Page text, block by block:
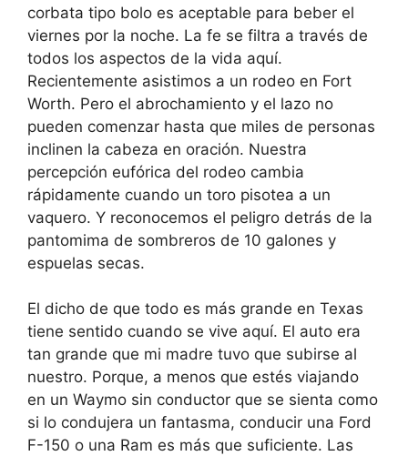
corbata tipo bolo es aceptable para beber el
viernes por la noche. La fe se filtra a través de
todos los aspectos de la vida aquí.
Recientemente asistimos a un rodeo en Fort
Worth. Pero el abrochamiento y el lazo no
pueden comenzar hasta que miles de personas
inclinen la cabeza en oración. Nuestra
percepción eufórica del rodeo cambia
rápidamente cuando un toro pisotea a un
vaquero. Y reconocemos el peligro detrás de la
pantomima de sombreros de 10 galones y
espuelas secas.
El dicho de que todo es más grande en Texas
tiene sentido cuando se vive aquí. El auto era
tan grande que mi madre tuvo que subirse al
nuestro. Porque, a menos que estés viajando
en un Waymo sin conductor que se sienta como
si lo condujera un fantasma, conducir una Ford
F-150 o una Ram es más que suficiente. Las